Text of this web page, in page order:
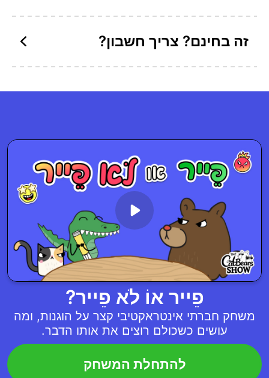
זה בחינם? צריך חשבון?
פֵייר אוֹ לֹא פֵייר?
משחק חברתי אינטראקטיבי קצר על הוגנות, ומה
עושים כשכולם רוצים את אותו הדבר.
להתחלת המשחק